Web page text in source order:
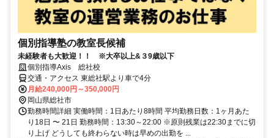
個別指導塾の教室長候補
未経験者も大歓迎！！ ※大卒以上&３9歳以下
個別指導Axis 総社校
交通・アクセス 東総社駅より車で4分
月給240,000円～350,000円
岡山県総社市
勤務時間詳細 実働時間：1日あたり8時間 平均勤務日数：1ヶ月あた
り18日 〜 21日 勤務時間：13:30～22:00 ※原則残業は22:30までに切
り上げ どうしても終わらない時は早めの出勤を ...